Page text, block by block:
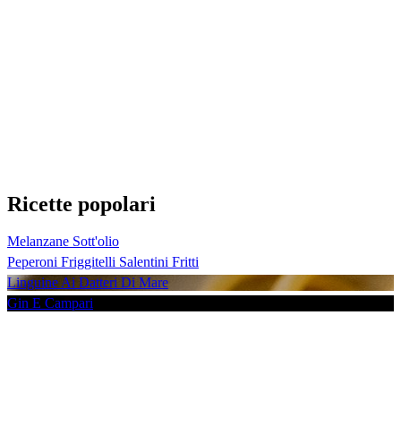
Ricette popolari
Melanzane Sott'olio
Peperoni Friggitelli Salentini Fritti
Linguine Ai Datteri Di Mare
Gin E Campari